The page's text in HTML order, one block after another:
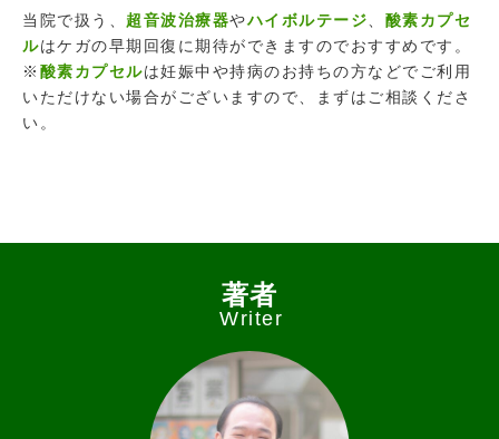
当院で扱う、 超音波治療器やハイボルテージ
酸素カプセ
ルはケガの早期回復に期待ができますのでおすすめです。
※ 酸素カプセルは妊娠中や持病のお持ちの方などでご利用
いただけない場合がございますので、まずはご相談くださ
い。
著者
Writer